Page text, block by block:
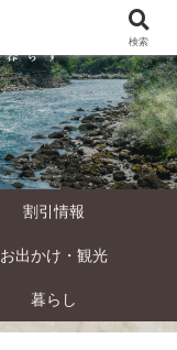
割引情報
お出かけ・観光
暮らし
検索